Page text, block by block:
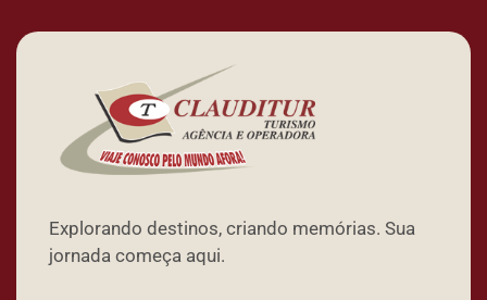
Explorando destinos, criando memórias. Sua
jornada começa aqui.